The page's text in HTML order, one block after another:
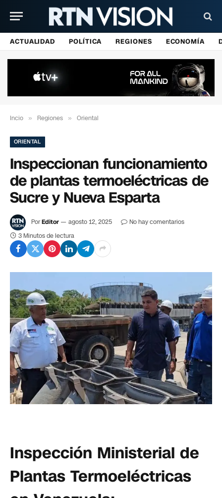
ACTUALIDAD POLÍTICA REGIONES ECONOMÍA
Incio » Regiones » Oriental
ORIENTAL
Inspeccionan funcionamiento
de plantas termoeléctricas de
Sucre y Nueva Esparta
PorEditor agosto 12, 2025
No hay comentarios
3 Minutos de lectura
Inspección Ministerial de
Plantas Termoeléctricas